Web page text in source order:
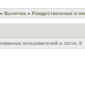
» Выпечка » Рождественская и
пользователей и гости: 8